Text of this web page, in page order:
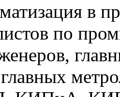
в
по